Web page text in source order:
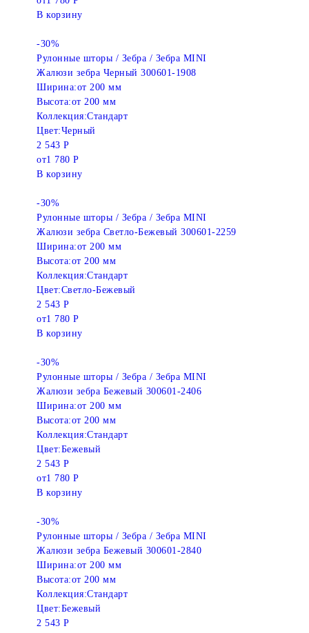
В корзину
-30%
Рулонные шторы / Зебра / Зебра MINI
Жалюзи зебра Черный 300601-1908
Ширина:от 200 мм
Высота:от 200 мм
Коллекция:Стандарт
Цвет:Черный
2 543 Р
от1 780 Р
В корзину
-30%
Рулонные шторы / Зебра / Зебра MINI
Жалюзи зебра Светло-Бежевый 300601-2259
Ширина:от 200 мм
Высота:от 200 мм
Коллекция:Стандарт
Цвет:Светло-Бежевый
2 543 Р
от1 780 Р
В корзину
-30%
Рулонные шторы / Зебра / Зебра MINI
Жалюзи зебра Бежевый 300601-2406
Ширина:от 200 мм
Высота:от 200 мм
Коллекция:Стандарт
Цвет:Бежевый
2 543 Р
от1 780 Р
В корзину
-30%
Рулонные шторы / Зебра / Зебра MINI
Жалюзи зебра Бежевый 300601-2840
Ширина:от 200 мм
Высота:от 200 мм
Коллекция:Стандарт
Цвет:Бежевый
2 543 Р